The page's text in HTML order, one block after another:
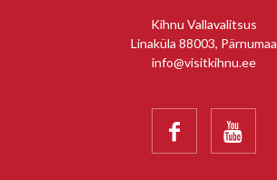
Kihnu Vallavalitsus
Linaküla 88003, Pärnumaa
info@visitkihnu.ee
 